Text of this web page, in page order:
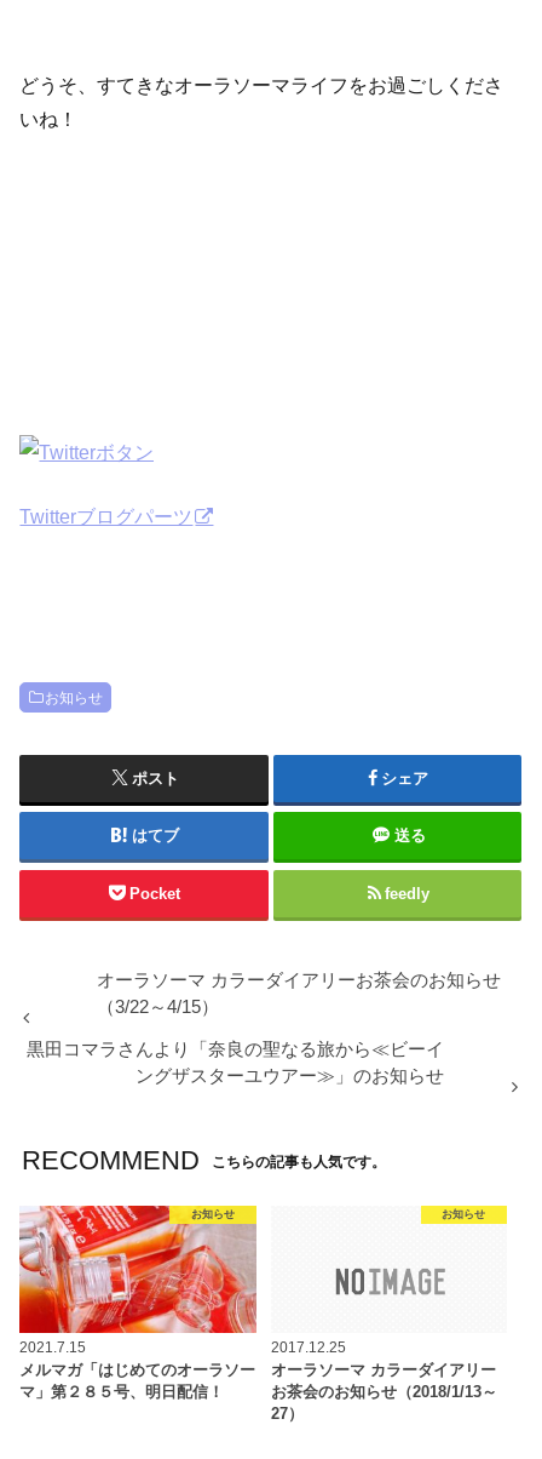
どうそ、すてきなオーラソーマライフをお過ごしくださ
いね！
Twitterブログパーツ
お知らせ
ポスト シェア
はてブ 送る
Pocket feedly
オーラソーマ カラーダイアリーお茶会のお知らせ
（3/22～4/15）
黒田コマラさんより「奈良の聖なる旅から≪ビーイ
ングザスターユウアー≫」のお知らせ
RECOMMEND こちらの記事も人気です。
お知らせ
2021.7.15
メルマガ「はじめてのオーラソー
マ」第２８５号、明日配信！
お知らせ
2017.12.25
オーラソーマ カラーダイアリー
お茶会のお知らせ（2018/1/13～
27）